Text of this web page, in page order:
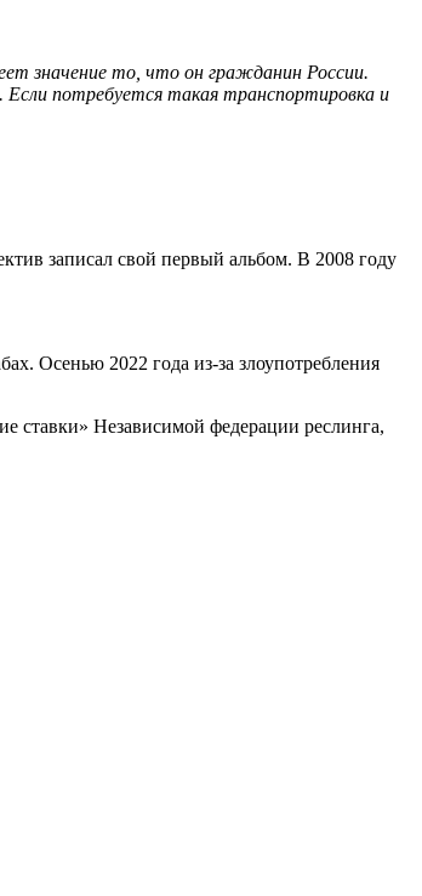
значение то, что он гражданин России.
потребуется такая транспортировка и
записал свой первый альбом. В 2008 году
Осенью 2022 года из-за злоупотребления
ставки» Независимой федерации реслинга,